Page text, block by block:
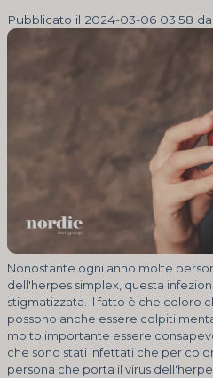
Pubblicato il 2024-03-06 03:58
Nonostante ogni anno molte
dell'herpes simplex, questa
stigmatizzata. Il fatto è che coloro
possono anche essere colpiti
molto importante essere
che sono stati infettati che per
persona che porta il virus